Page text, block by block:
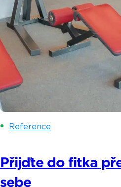
Reference
Přijďte do fitka
sebe